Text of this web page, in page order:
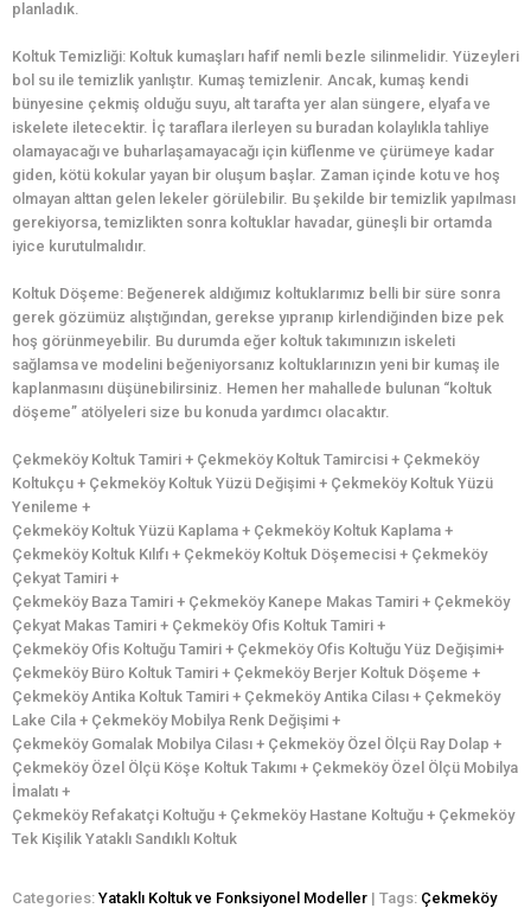
planladık.
Koltuk Temizliği: Koltuk kumaşları hafif nemli bezle silinmelidir. Yüzeyleri
bol su ile temizlik yanlıştır. Kumaş temizlenir. Ancak, kumaş kendi
bünyesine çekmiş olduğu suyu, alt tarafta yer alan süngere, elyafa ve
iskelete iletecektir. İç taraflara ilerleyen su buradan kolaylıkla tahliye
olamayacağı ve buharlaşamayacağı için küflenme ve çürümeye kadar
giden, kötü kokular yayan bir oluşum başlar. Zaman içinde kotu ve hoş
olmayan alttan gelen lekeler görülebilir. Bu şekilde bir temizlik yapılması
gerekiyorsa, temizlikten sonra koltuklar havadar, güneşli bir ortamda
iyice kurutulmalıdır.
Koltuk Döşeme: Beğenerek aldığımız koltuklarımız belli bir süre sonra
gerek gözümüz alıştığından, gerekse yıpranıp kirlendiğinden bize pek
hoş görünmeyebilir. Bu durumda eğer koltuk takımınızın iskeleti
sağlamsa ve modelini beğeniyorsanız koltuklarınızın yeni bir kumaş ile
kaplanmasını düşünebilirsiniz. Hemen her mahallede bulunan “koltuk
döşeme” atölyeleri size bu konuda yardımcı olacaktır.
Çekmeköy Koltuk Tamiri + Çekmeköy Koltuk Tamircisi + Çekmeköy
Koltukçu + Çekmeköy Koltuk Yüzü Değişimi + Çekmeköy Koltuk Yüzü
Yenileme +
Çekmeköy Koltuk Yüzü Kaplama + Çekmeköy Koltuk Kaplama +
Çekmeköy Koltuk Kılıfı + Çekmeköy Koltuk Döşemecisi + Çekmeköy
Çekyat Tamiri +
Çekmeköy Baza Tamiri + Çekmeköy Kanepe Makas Tamiri + Çekmeköy
Çekyat Makas Tamiri + Çekmeköy Ofis Koltuk Tamiri +
Çekmeköy Ofis Koltuğu Tamiri + Çekmeköy Ofis Koltuğu Yüz Değişimi+
Çekmeköy Büro Koltuk Tamiri + Çekmeköy Berjer Koltuk Döşeme +
Çekmeköy Antika Koltuk Tamiri + Çekmeköy Antika Cilası + Çekmeköy
Lake Cila + Çekmeköy Mobilya Renk Değişimi +
Çekmeköy Gomalak Mobilya Cilası + Çekmeköy Özel Ölçü Ray Dolap +
Çekmeköy Özel Ölçü Köşe Koltuk Takımı + Çekmeköy Özel Ölçü Mobilya
İmalatı +
Çekmeköy Refakatçi Koltuğu + Çekmeköy Hastane Koltuğu + Çekmeköy
Tek Kişilik Yataklı Sandıklı Koltuk
Categories: Yataklı Koltuk ve Fonksiyonel Modeller | Tags: Çekmeköy